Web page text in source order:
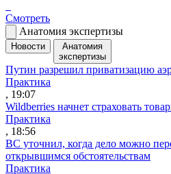
Смотреть
Анатомия экспертизы
Новости
Анатомия
экспертизы
Путин разрешил приватизацию
Практика
, 19:07
Wildberries начнет страховать
Практика
, 18:56
ВС уточнил, когда дело можно
открывшимся обстоятельствам
Практика